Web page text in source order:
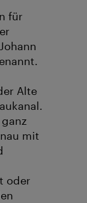
für
Alte
mit
oder